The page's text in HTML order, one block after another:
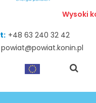
Wysoki
t: +48 63 240 32 42
powiat@powiat.konin.pl